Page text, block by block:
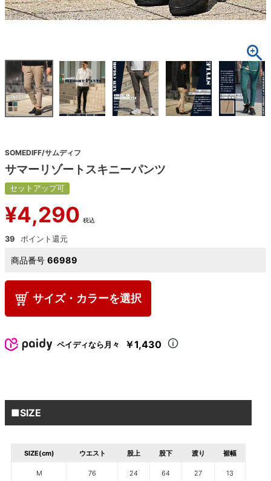
SOMEDIFF/サムディフ
サマーリゾートスキニーパンツ
セットアップ可
¥4,290 税込
39
商品番号 66989
サイズ・カラーを選択
ペイディなら月々 ￥1,430
■SIZE
SIZE(cm) ウエスト 股上 股下 渡り 裾幅
M 76 24 64 27 13